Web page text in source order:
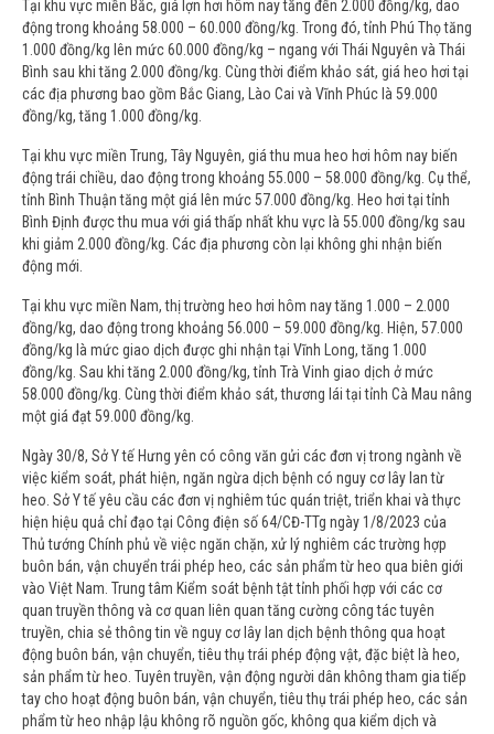
Tại khu vực miền Bắc, giá lợn hơi hôm nay tăng đến 2.000 đồng/kg, dao
động trong khoảng 58.000 – 60.000 đồng/kg. Trong đó, tỉnh Phú Thọ tăng
1.000 đồng/kg lên mức 60.000 đồng/kg – ngang với Thái Nguyên và Thái
Bình sau khi tăng 2.000 đồng/kg. Cùng thời điểm khảo sát, giá heo hơi tại
các địa phương bao gồm Bắc Giang, Lào Cai và Vĩnh Phúc là 59.000
đồng/kg, tăng 1.000 đồng/kg.
Tại khu vực miền Trung, Tây Nguyên, giá thu mua heo hơi hôm nay biến
động trái chiều, dao động trong khoảng 55.000 – 58.000 đồng/kg. Cụ thể,
tỉnh Bình Thuận tăng một giá lên mức 57.000 đồng/kg. Heo hơi tại tỉnh
Bình Định được thu mua với giá thấp nhất khu vực là 55.000 đồng/kg sau
khi giảm 2.000 đồng/kg. Các địa phương còn lại không ghi nhận biến
động mới.
Tại khu vực miền Nam, thị trường heo hơi hôm nay tăng 1.000 – 2.000
đồng/kg, dao động trong khoảng 56.000 – 59.000 đồng/kg. Hiện, 57.000
đồng/kg là mức giao dịch được ghi nhận tại Vĩnh Long, tăng 1.000
đồng/kg. Sau khi tăng 2.000 đồng/kg, tỉnh Trà Vinh giao dịch ở mức
58.000 đồng/kg. Cùng thời điểm khảo sát, thương lái tại tỉnh Cà Mau nâng
một giá đạt 59.000 đồng/kg.
Ngày 30/8, Sở Y tế Hưng yên có công văn gửi các đơn vị trong ngành về
việc kiểm soát, phát hiện, ngăn ngừa dịch bệnh có nguy cơ lây lan từ
heo. Sở Y tế yêu cầu các đơn vị nghiêm túc quán triệt, triển khai và thực
hiện hiệu quả chỉ đạo tại Công điện số 64/CĐ-TTg ngày 1/8/2023 của
Thủ tướng Chính phủ về việc ngăn chặn, xử lý nghiêm các trường hợp
buôn bán, vận chuyển trái phép heo, các sản phẩm từ heo qua biên giới
vào Việt Nam. Trung tâm Kiểm soát bệnh tật tỉnh phối hợp với các cơ
quan truyền thông và cơ quan liên quan tăng cường công tác tuyên
truyền, chia sẻ thông tin về nguy cơ lây lan dịch bệnh thông qua hoạt
động buôn bán, vận chuyển, tiêu thụ trái phép động vật, đặc biệt là heo,
sản phẩm từ heo. Tuyên truyền, vận động người dân không tham gia tiếp
tay cho hoạt động buôn bán, vận chuyển, tiêu thụ trái phép heo, các sản
phẩm từ heo nhập lậu không rõ nguồn gốc, không qua kiểm dịch và